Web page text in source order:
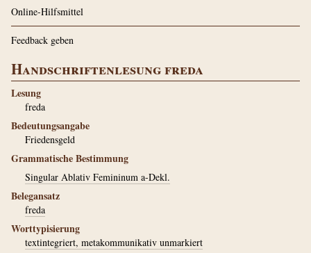
Online-Hilfsmittel
Feedback geben
Handschriftenlesung freda
Lesung
freda
Bedeutungsangabe
Friedensgeld
Grammatische Bestimmung
Singular Ablativ Femininum a-Dekl.
Belegansatz
freda
Worttypisierung
textintegriert, metakommunikativ unmarkiert